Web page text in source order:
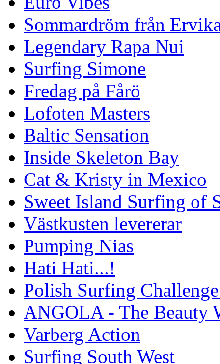
Sommardröm från
Legendary Rapa Nui
Surfing Simone
Fredag på Fårö
Lofoten Masters
Baltic Sensation
Inside Skeleton Bay
Cat & Kristy in Mexico
Sweet Island Surfing of
Västkusten levererar
Pumping Nias
Hati Hati...!
Polish Surfing
ANGOLA - The Beauty
Varberg Action
Surfing South West